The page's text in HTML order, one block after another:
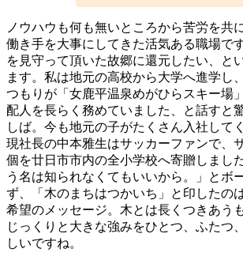
ノウハウも何も無いところから苦労を共
働き手を大事にしてきた活気ある職場で
を見守って頂いた故郷に還元したい、と
ます。私は地元の高校から大学へ進学し
つもりが「女鹿平温泉めがひらスキー場
配人を長らく務めていました、と話すと
しば。今も地元の子がたくさん入社して
現社長の中本雅生はサッカーファンで、
個を廿日市市内の全小学校へ寄贈しまし
う名は知られなくてもいいから。」とボ
ず、「木のまちはつかいち」と印したの
希望のメッセージ。木とは長くつきあう
じっくりと大きな強みをひとつ、ふたつ
しいですね。